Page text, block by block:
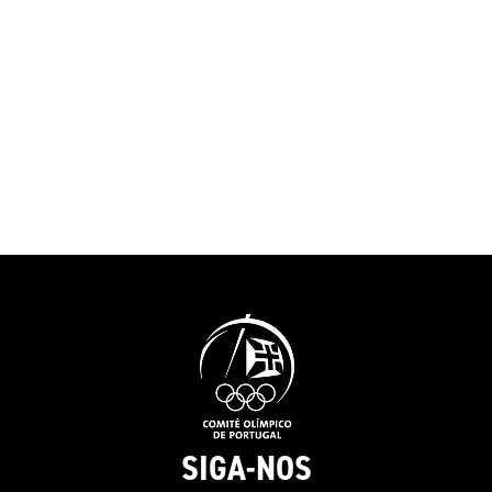
SIGA-NOS